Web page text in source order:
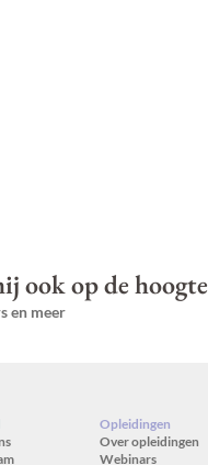
ook op de hoogte
en meer
Opleidingen
Over opleidingen
Webinars